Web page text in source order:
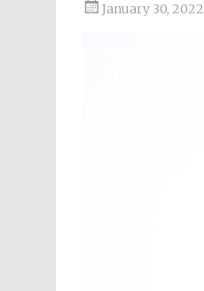
January 30, 2022